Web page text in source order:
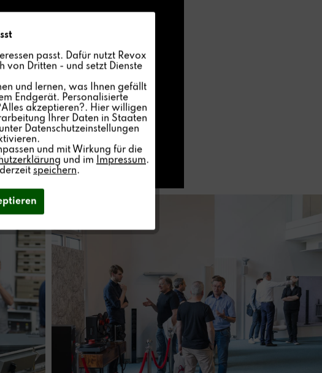
Inaktiv
Inaktiv
Inaktiv
passt. Dafür nutzt Revox
von Dritten - und setzt Dienste
und lernen, was Ihnen gefällt
Endgerät. Personalisierte
akzeptieren?. Hier willigen
Ihrer Daten in Staaten
Datenschutzeinstellungen
und mit Wirkung für die
und im Impressum.
speichern.